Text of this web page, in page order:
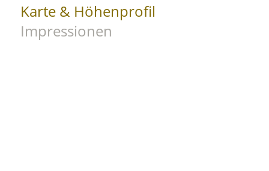
Karte & Höhenprofil
Impressionen